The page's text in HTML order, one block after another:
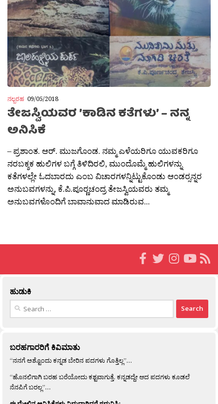
ನಲ್ಬರಹ 09/05/2018
ತೇಜಸ್ವಿಯವರ ’ಕಾಡಿನ ಕತೆಗಳು’ – ನನ್ನ
ಅನಿಸಿಕೆ
– ಪ್ರಶಾಂತ. ಆರ್. ಮುಜಗೊಂಡ. ನಮ್ಮ ಎಳೆಯರಿಗೂ ಯುವಕರಿಗೂ
ನರಬಕ್ಶಕ ಹುಲಿಗಳ ಬಗ್ಗೆ ತಿಳಿದಿರಲಿ, ಮುಂದೊಮ್ಮೆ ಹುಲಿಗಳನ್ನು
ಕತೆಗಳಲ್ಲೇ ಓದಬಾರದು ಎಂಬ ವಿಚಾರಗಳನ್ನಿಟ್ಟುಕೊಂಡು ಆಂಡರ‍್ಸನ್ನರ
ಅನುಬವಗಳನ್ನು, ಕೆ.ಪಿ.ಪೂರ‍್ಣಚಂದ್ರ ತೇಜಸ್ವಿಯವರು ತಮ್ಮ
ಅನುಬವಗಳೊಂದಿಗೆ ಬಾವಾನುವಾದ ಮಾಡಿರುವ...
ಹುಡುಕಿ
Search
ಬರಹಗಾರರಿಗೆ ಕಿವಿಮಾತು
“ನನಗೆ ಅಶ್ಟೊಂದು ಕನ್ನಡ ಬೇರಿನ ಪದಗಳು ಗೊತ್ತಿಲ್ಲ”…
“ಹೊನಲಿಗಾಗಿ ಬರಹ ಬರೆಯೋದು ಕಶ್ಟವಾಗುತ್ತೆ. ಕನ್ನಡದ್ದೇ ಆದ ಪದಗಳು ಕೂಡಲೆ
ನೆನಪಿಗೆ ಬರಲ್ಲ”…